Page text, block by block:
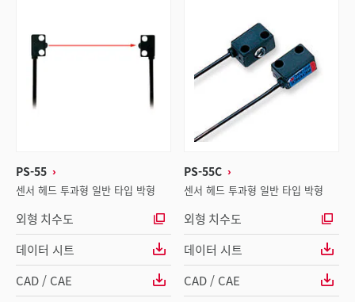
PS-55
센서 헤드 투과형 일반 타입 박형
외형 치수도
데이터 시트
CAD / CAE
PS-55C
센서 헤드 투과형 일반 타입 박형
외형 치수도
데이터 시트
CAD / CAE